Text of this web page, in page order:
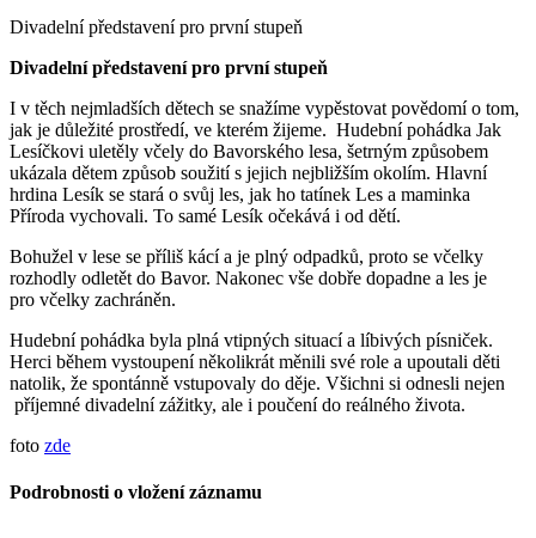
Divadelní představení pro první stupeň
Divadelní představení pro první stupeň
I v těch nejmladších dětech se snažíme vypěstovat povědomí o tom,
jak je důležité prostředí, ve kterém žijeme. Hudební pohádka Jak
Lesíčkovi uletěly včely do Bavorského lesa, šetrným způsobem
ukázala dětem způsob soužití s jejich nejbližším okolím. Hlavní
hrdina Lesík se stará o svůj les, jak ho tatínek Les a maminka
Příroda vychovali. To samé Lesík očekává i od dětí.
Bohužel v lese se příliš kácí a je plný odpadků, proto se včelky
rozhodly odletět do Bavor. Nakonec vše dobře dopadne a les je
pro včelky zachráněn.
Hudební pohádka byla plná vtipných situací a líbivých písniček.
Herci během vystoupení několikrát měnili své role a upoutali děti
natolik, že spontánně vstupovaly do děje. Všichni si odnesli nejen
příjemné divadelní zážitky, ale i poučení do reálného života.
foto zde
Podrobnosti o vložení záznamu